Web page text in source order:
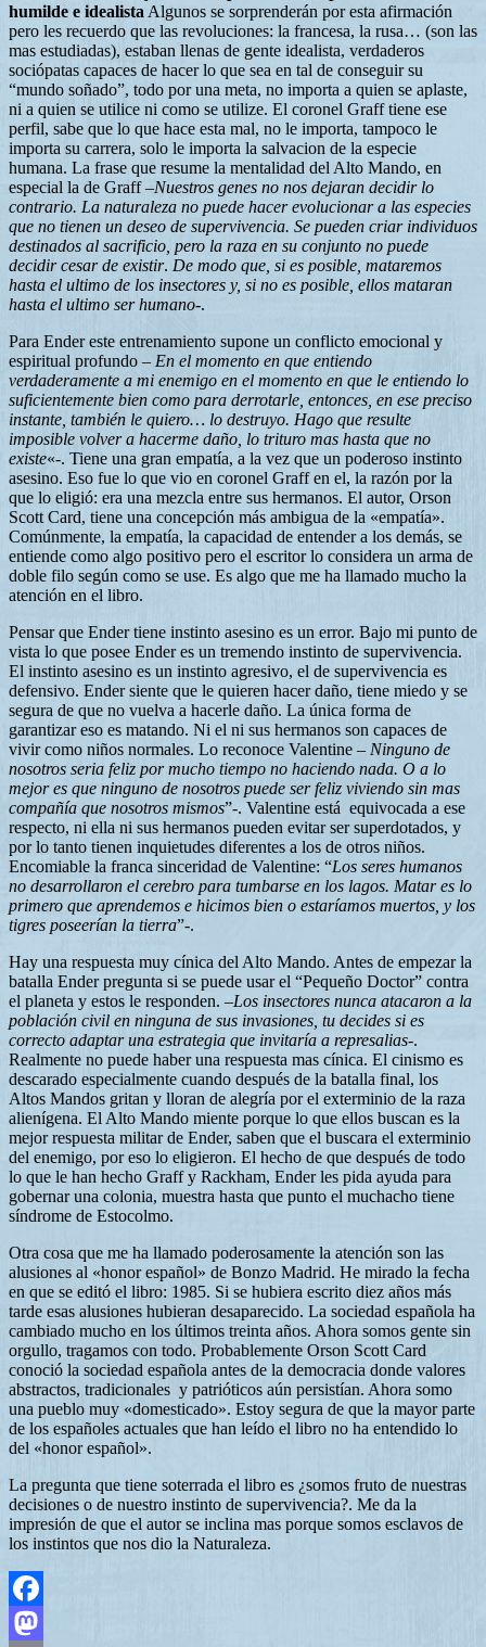
humilde e idealista Algunos se sorprenderán por esta afirmación
pero les recuerdo que las revoluciones: la francesa, la rusa… (son las
mas estudiadas), estaban llenas de gente idealista, verdaderos
sociópatas capaces de hacer lo que sea en tal de conseguir su
“mundo soñado”, todo por una meta, no importa a quien se aplaste,
ni a quien se utilice ni como se utilize. El coronel Graff tiene ese
perfil, sabe que lo que hace esta mal, no le importa, tampoco le
importa su carrera, solo le importa la salvacion de la especie
humana. La frase que resume la mentalidad del Alto Mando, en
especial la de Graff –Nuestros genes no nos dejaran decidir lo
contrario. La naturaleza no puede hacer evolucionar a las especies
que no tienen un deseo de supervivencia. Se pueden criar individuos
destinados al sacrificio, pero la raza en su conjunto no puede
decidir cesar de existir. De modo que, si es posible, mataremos
hasta el ultimo de los insectores y, si no es posible, ellos mataran
hasta el ultimo ser humano-.
Para Ender este entrenamiento supone un conflicto emocional y
espiritual profundo – En el momento en que entiendo
verdaderamente a mi enemigo en el momento en que le entiendo lo
suficientemente bien como para derrotarle, entonces, en ese preciso
instante, también le quiero… lo destruyo. Hago que resulte
imposible volver a hacerme daño, lo trituro mas hasta que no
existe«-. Tiene una gran empatía, a la vez que un poderoso instinto
asesino. Eso fue lo que vio en coronel Graff en el, la razón por la
que lo eligió: era una mezcla entre sus hermanos. El autor, Orson
Scott Card, tiene una concepción más ambigua de la «empatía».
Comúnmente, la empatía, la capacidad de entender a los demás, se
entiende como algo positivo pero el escritor lo considera un arma de
doble filo según como se use. Es algo que me ha llamado mucho la
atención en el libro.
Pensar que Ender tiene instinto asesino es un error. Bajo mi punto de
vista lo que posee Ender es un tremendo instinto de supervivencia.
El instinto asesino es un instinto agresivo, el de supervivencia es
defensivo. Ender siente que le quieren hacer daño, tiene miedo y se
segura de que no vuelva a hacerle daño. La única forma de
garantizar eso es matando. Ni el ni sus hermanos son capaces de
vivir como niños normales. Lo reconoce Valentine – Ninguno de
nosotros seria feliz por mucho tiempo no haciendo nada. O a lo
mejor es que ninguno de nosotros puede ser feliz viviendo sin mas
compañía que nosotros mismos”-. Valentine está equivocada a ese
respecto, ni ella ni sus hermanos pueden evitar ser superdotados, y
por lo tanto tienen inquietudes diferentes a los de otros niños.
Encomiable la franca sinceridad de Valentine: “Los seres humanos
no desarrollaron el cerebro para tumbarse en los lagos. Matar es lo
primero que aprendemos e hicimos bien o estaríamos muertos, y los
tigres poseerían la tierra”-.
Hay una respuesta muy cínica del Alto Mando. Antes de empezar la
batalla Ender pregunta si se puede usar el “Pequeño Doctor” contra
el planeta y estos le responden. –Los insectores nunca atacaron a la
población civil en ninguna de sus invasiones, tu decides si es
correcto adaptar una estrategia que invitaría a represalias-.
Realmente no puede haber una respuesta mas cínica. El cinismo es
descarado especialmente cuando después de la batalla final, los
Altos Mandos gritan y lloran de alegría por el exterminio de la raza
alienígena. El Alto Mando miente porque lo que ellos buscan es la
mejor respuesta militar de Ender, saben que el buscara el exterminio
del enemigo, por eso lo eligieron. El hecho de que después de todo
lo que le han hecho Graff y Rackham, Ender les pida ayuda para
gobernar una colonia, muestra hasta que punto el muchacho tiene
síndrome de Estocolmo.
Otra cosa que me ha llamado poderosamente la atención son las
alusiones al «honor español» de Bonzo Madrid. He mirado la fecha
en que se editó el libro: 1985. Si se hubiera escrito diez años más
tarde esas alusiones hubieran desaparecido. La sociedad española ha
cambiado mucho en los últimos treinta años. Ahora somos gente sin
orgullo, tragamos con todo. Probablemente Orson Scott Card
conoció la sociedad española antes de la democracia donde valores
abstractos, tradicionales y patrióticos aún persistían. Ahora somo
una pueblo muy «domesticado». Estoy segura de que la mayor parte
de los españoles actuales que han leído el libro no ha entendido lo
del «honor español».
La pregunta que tiene soterrada el libro es ¿somos fruto de nuestras
decisiones o de nuestro instinto de supervivencia?. Me da la
impresión de que el autor se inclina mas porque somos esclavos de
los instintos que nos dio la Naturaleza.
Facebook